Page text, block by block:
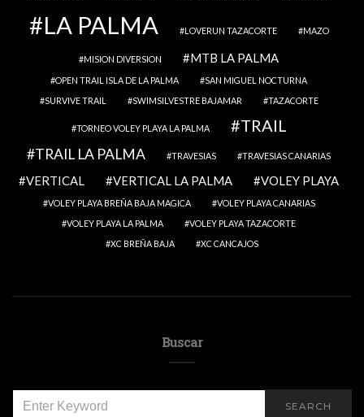
LA PALMA LOVERUN TAZACORTE MAZO
MISION DIVERSION MTB LA PALMA
OPEN TRAIL ISLA DE LA PALMA
SAN MIGUEL NOCTURNA
SURVIVE TRAIL
SWIMSILVESTRE BAJAMAR TAZACORTE
TORNEO VOLEY PLAYA LA PALMA TRAIL
TRAIL LA PALMA TRAVESIAS TRAVESIAS CANARIAS
VERTICAL VERTICAL LA PALMA VOLEY PLAYA
VOLEY PLAYA BREÑA BAJA MAGICA
VOLEY PLAYA CANARIAS
VOLEY PLAYA LA PALMA
VOLEY PLAYA TAZACORTE
XC BREÑA BAJA
XC CANCAJOS
Buscar
FOR:
SEARCH